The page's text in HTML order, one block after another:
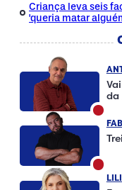
Criança leva seis
'queria matar
da